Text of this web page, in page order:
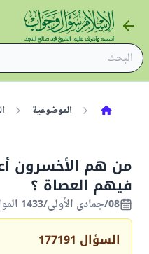
الموضوعية
من هم الأخسرون
فيهم العصاة ؟
08/جمادى الأولى/1433 الموافق 31/مارس/2012
السؤال 177191